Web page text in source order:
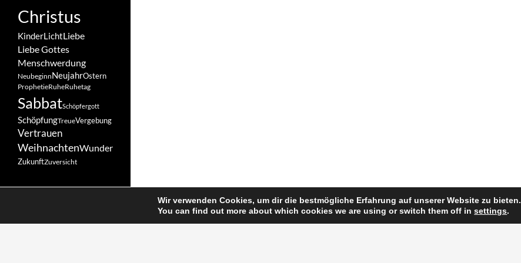
Christus
KinderLichtLiebe
Liebe Gottes
Menschwerdung
NeubeginnNeujahrOstern
ProphetieRuheRuhetag
SabbatSchöpfergott
SchöpfungTreueVergebung
Vertrauen
WeihnachtenWunder
ZukunftZuversicht
Wir verwenden Cookies, um dir die bestmögliche Erfahrung auf unserer Website zu bieten.
You can find out more about which cookies we are using or switch them off insettings.